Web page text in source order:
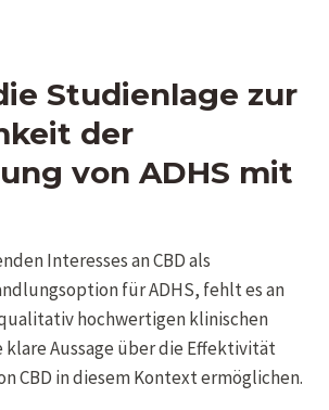
Studienlage zur
der
von ADHS mit
Interesses an CBD als
für ADHS, fehlt es an
hochwertigen klinischen
Aussage über die Effektivität
CBD in diesem Kontext ermöglichen.